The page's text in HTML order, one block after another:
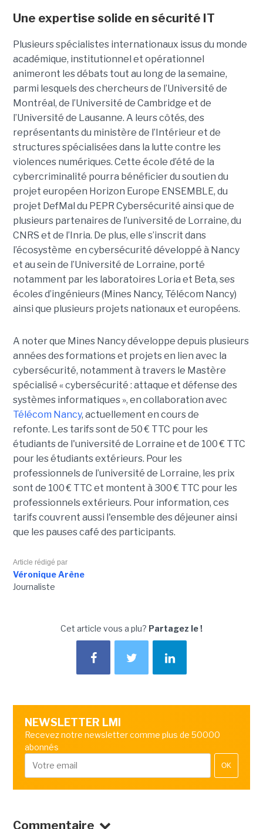
Une expertise solide en sécurité IT
Plusieurs spécialistes internationaux issus du monde
académique, institutionnel et opérationnel
animeront les débats tout au long de la semaine,
parmi lesquels des chercheurs de l’Université de
Montréal, de l’Université de Cambridge et de
l’Université de Lausanne. A leurs côtés, des
représentants du ministère de l’Intérieur et de
structures spécialisées dans la lutte contre les
violences numériques. Cette école d’été de la
cybercriminalité pourra bénéficier du soutien du
projet européen Horizon Europe ENSEMBLE, du
projet DefMal du PEPR Cybersécurité ainsi que de
plusieurs partenaires de l’université de Lorraine, du
CNRS et de l’Inria. De plus, elle s’inscrit dans
l’écosystème en cybersécurité développé à Nancy
et au sein de l’Université de Lorraine, porté
notamment par les laboratoires Loria et Beta, ses
écoles d’ingénieurs (Mines Nancy, Télécom Nancy)
ainsi que plusieurs projets nationaux et européens.
A noter que Mines Nancy développe depuis plusieurs
années des formations et projets en lien avec la
cybersécurité, notamment à travers le Mastère
spécialisé « cybersécurité : attaque et défense des
systèmes informatiques », en collaboration avec
Télécom Nancy, actuellement en cours de
refonte. Les tarifs sont de 50 € TTC pour les
étudiants de l'université de Lorraine et de 100 € TTC
pour les étudiants extérieurs. Pour les
professionnels de l’université de Lorraine, les prix
sont de 100 € TTC et montent à 300 € TTC pour les
professionnels extérieurs. Pour information, ces
tarifs couvrent aussi l'ensemble des déjeuner ainsi
que les pauses café des participants.
Article rédigé par
Véronique Arène
Journaliste
Cet article vous a plu? Partagez le !
NEWSLETTER LMI
Recevez notre newsletter comme plus de 50000
abonnés
OK
Commentaire